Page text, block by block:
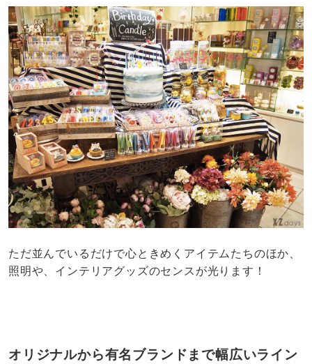
ただ並んでいるだけで心ときめくアイテムたちのほか、
照明や、インテリアグッズのセンスが光ります！
オリジナルから有名ブランドまで幅広いライン